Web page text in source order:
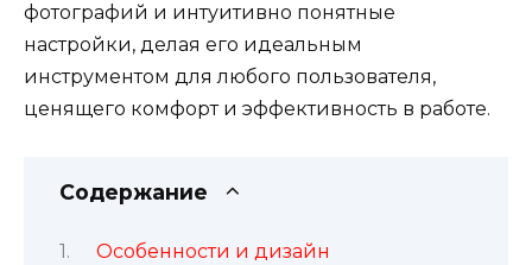
фотографий и интуитивно понятные
настройки, делая его идеальным
инструментом для любого пользователя,
ценящего комфорт и эффективность в работе.
Содержание
Особенности и дизайн